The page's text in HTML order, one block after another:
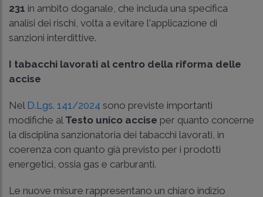
231 in ambito doganale, che includa una specifica
analisi dei rischi, volta a evitare l'applicazione di
sanzioni interdittive.
I tabacchi lavorati al centro della riforma delle
accise
Nel D.Lgs. 141/2024 sono previste importanti
modifiche al Testo unico accise per quanto concerne
la disciplina sanzionatoria dei tabacchi lavorati, in
coerenza con quanto già previsto per i prodotti
energetici, ossia gas e carburanti.
Le nuove misure rappresentano un chiaro indizio